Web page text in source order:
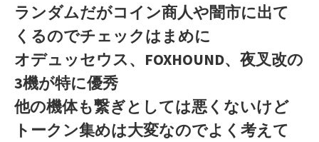
ランダムだがコイン商人や闇市に出て
くるのでチェックはまめに
オデュッセウス、FOXHOUND、夜叉改の
3機が特に優秀
他の機体も繋ぎとしては悪くないけど
トークン集めは大変なのでよく考えて